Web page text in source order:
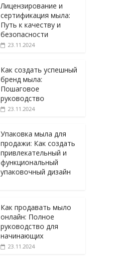
Лицензирование и
сертификация мыла:
Путь к качеству и
безопасности
23.11.2024
Как создать успешный
бренд мыла:
Пошаговое
руководство
23.11.2024
Упаковка мыла для
продажи: Как создать
привлекательный и
функциональный
упаковочный дизайн
Как продавать мыло
онлайн: Полное
руководство для
начинающих
23.11.2024